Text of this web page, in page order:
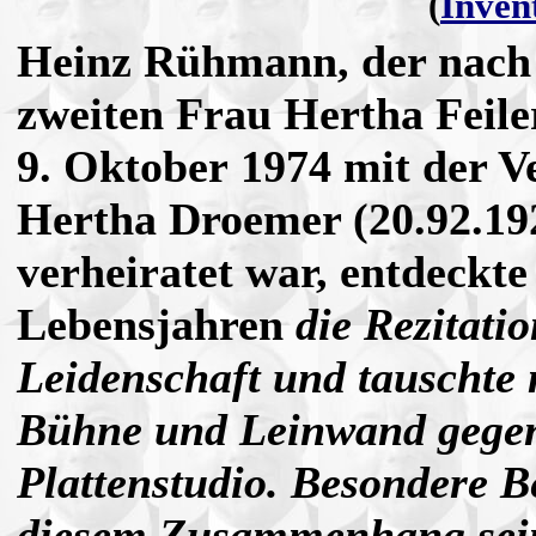
Heinz Rühmann, der
zweiten Frau Hertha
9. Oktober 1974 mit der
Hertha Droemer
verheiratet war,
Lebensjahrendie
Leidenschaft und tauschte
Bühne und Leinwand
Plattenstudio. Besondere